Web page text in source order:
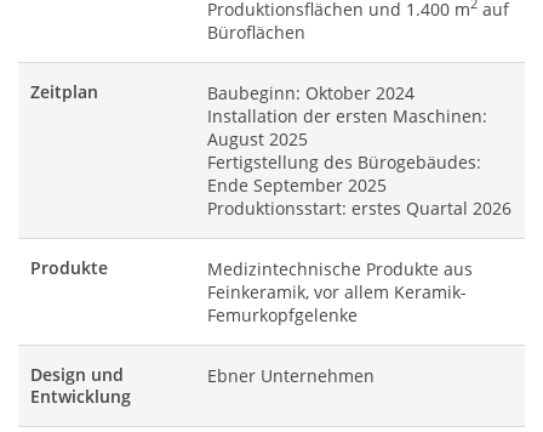
Produktionsflächen und 1.400 m2 auf
Büroflächen
Zeitplan
Baubeginn: Oktober 2024
Installation der ersten Maschinen:
August 2025
Fertigstellung des Bürogebäudes:
Ende September 2025
Produktionsstart: erstes Quartal 2026
Produkte
Medizintechnische Produkte aus
Feinkeramik, vor allem Keramik-
Femurkopfgelenke
Design und
Entwicklung
Ebner Unternehmen